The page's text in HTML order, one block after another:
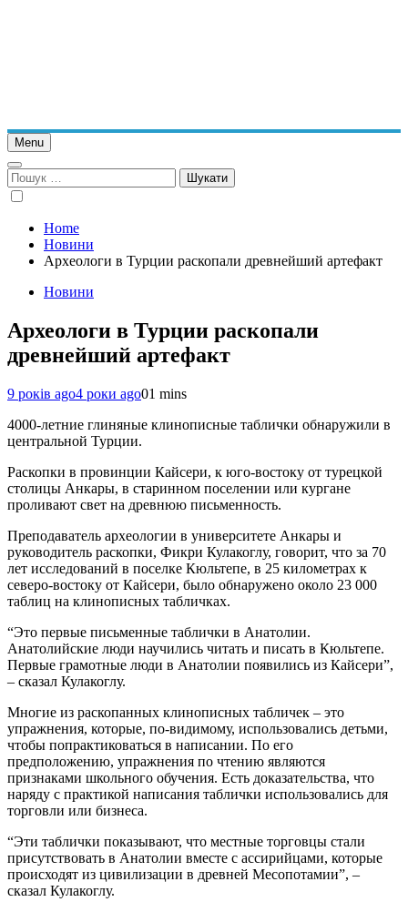
Menu
Пошук:
Home
Новини
Археологи в Турции раскопали древнейший артефакт
Новини
Археологи в Турции раскопали
древнейший артефакт
9 років ago4 роки ago01 mins
4000-летние глиняные клинописные таблички обнаружили в
центральной Турции.
Раскопки в провинции Кайсери, к юго-востоку от турецкой
столицы Анкары, в старинном поселении или кургане
проливают свет на древнюю письменность.
Преподаватель археологии в университете Анкары и
руководитель раскопки, Фикри Кулакоглу, говорит, что за 70
лет исследований в поселке Кюльтепе, в 25 километрах к
северо-востоку от Кайсери, было обнаружено около 23 000
таблиц на клинописных табличках.
“Это первые письменные таблички в Анатолии.
Анатолийские люди научились читать и писать в Кюльтепе.
Первые грамотные люди в Анатолии появились из Кайсери”,
– сказал Кулакоглу.
Многие из раскопанных клинописных табличек – это
упражнения, которые, по-видимому, использовались детьми,
чтобы попрактиковаться в написании. По его
предположению, упражнения по чтению являются
признаками школьного обучения. Есть доказательства, что
наряду с практикой написания таблички использовались для
торговли или бизнеса.
“Эти таблички показывают, что местные торговцы стали
присутствовать в Анатолии вместе с ассирийцами, которые
происходят из цивилизации в древней Месопотамии”, –
сказал Кулакоглу.